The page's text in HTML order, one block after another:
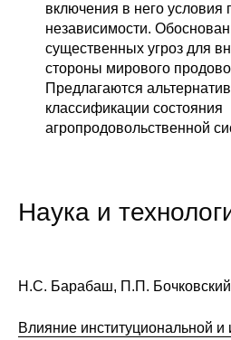
включения в него условия
независимости.
существенных угроз для
стороны мирового
Предлагаются
классификации состояния
агропродовольственной
Наука и
Н.С. Барабаш, П.П.
Влияние институциональной и